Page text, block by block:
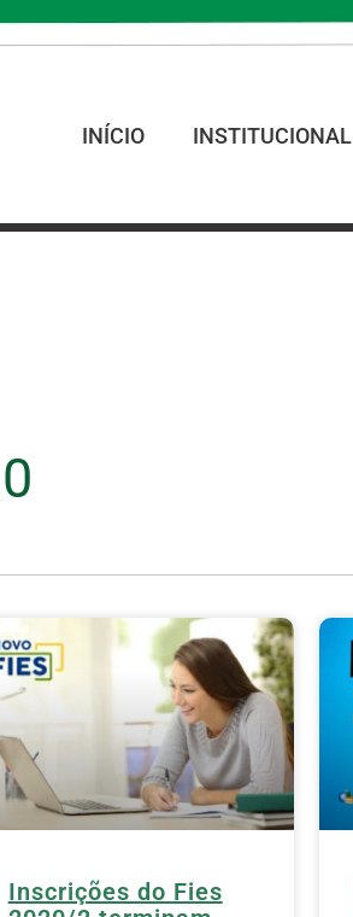
INÍCIO INSTITUCIONAL
Inscrições do Fies